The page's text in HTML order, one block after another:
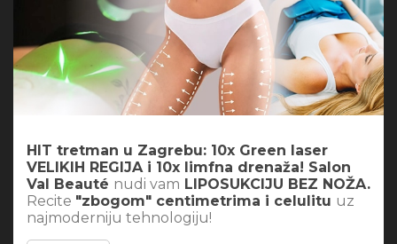
HIT tretman u Zagrebu: 10x Green laser
VELIKIH REGIJA i 10x limfna drenaža! Salon
Val Beauté nudi vam LIPOSUKCIJU BEZ NOŽA.
Recite "zbogom" centimetrima i celulitu uz
najmoderniju tehnologiju!